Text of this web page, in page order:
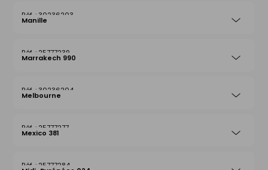
30236203
Manille
25777239
Marrakech 990
30236204
Melbourne
25777277
Mexico 381
25777284